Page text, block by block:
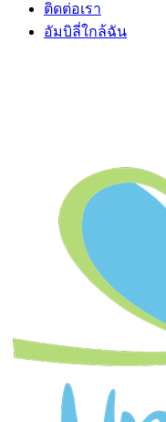
ติดต่อเรา
อัมบิลี่ใกล้ฉัน